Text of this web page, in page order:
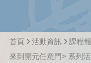
首頁 活動資訊 課程
來到開元任意門> 系列